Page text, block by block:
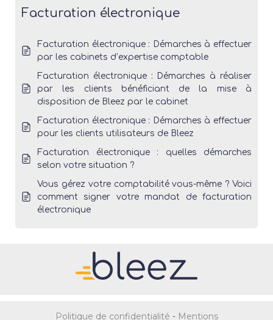
Facturation électronique
Facturation électronique : Démarches à effectuer
par les cabinets d’expertise comptable
Facturation électronique : Démarches à réaliser
par les clients bénéficiant de la mise à
disposition de Bleez par le cabinet
Facturation électronique : Démarches à effectuer
pour les clients utilisateurs de Bleez
Facturation électronique : quelles démarches
selon votre situation ?
Vous gérez votre comptabilité vous-même ? Voici
comment signer votre mandat de facturation
électronique
Politique de confidentialité - Mentions